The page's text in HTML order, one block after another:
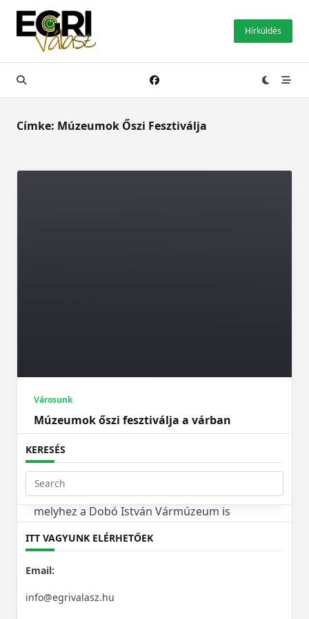
Skip
content
Hírküldés
Címke: Múzeumok Őszi Fesztiválja
Városunk
Múzeumok őszi fesztiválja a várban
Szeptember 25. és november 12. között
országszerte 127 múzeumban várják
izgalmas programokkal az érdeklődőket a 18.
Múzeumok Őszi Fesztiválja keretében,
melyhez a Dobó István Vármúzeum is
csatlakozott, érdekes előadásokkal, családi
programokkal, tematikus foglalkozásokkal
Egrivalasz Szept 27, 2023
KERESÉS
Search
for:
ITT VAGYUNK ELÉRHETŐEK
Email:
info@egrivalasz.hu